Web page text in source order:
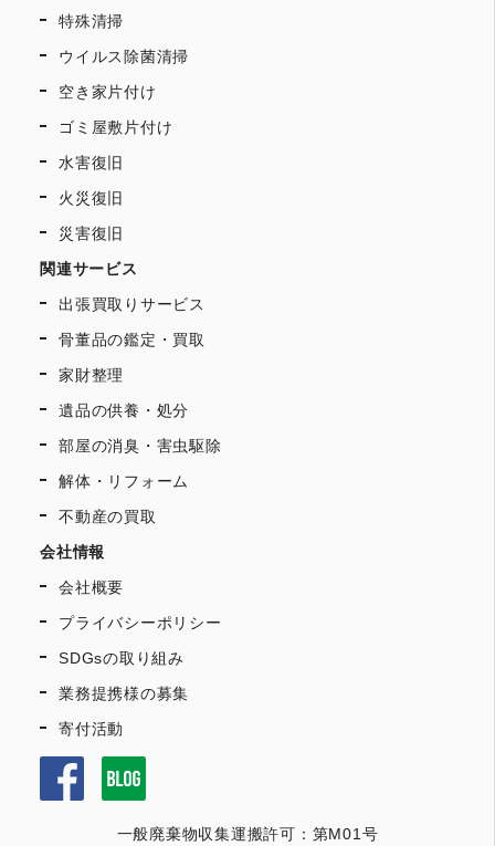
特殊清掃
ウイルス除菌清掃
空き家片付け
ゴミ屋敷片付け
水害復旧
火災復旧
災害復旧
関連サービス
出張買取りサービス
骨董品の鑑定・買取
家財整理
遺品の供養・処分
部屋の消臭・害虫駆除
解体・リフォーム
不動産の買取
会社情報
会社概要
プライバシーポリシー
SDGsの取り組み
業務提携様の募集
寄付活動
一般廃棄物収集運搬許可：第M01号